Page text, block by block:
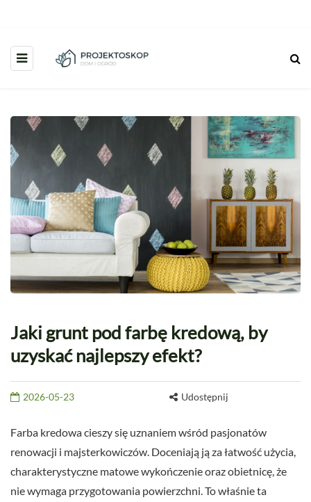
Jaki grunt pod farbę kredową, by
uzyskać najlepszy efekt?
2026-05-23 Udostępnij
Farba kredowa cieszy się uznaniem wśród pasjonatów
renowacji i majsterkowiczów. Doceniają ją za łatwość użycia,
charakterystyczne matowe wykończenie oraz obietnicę, że
nie wymaga przygotowania powierzchni. To właśnie ta